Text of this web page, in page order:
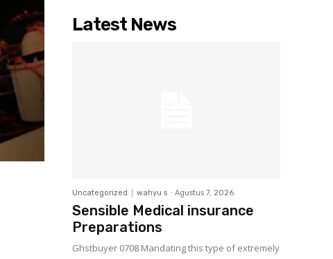
Latest News
Uncategorized wahyu s - Agustus 7, 2026
Sensible Medical insurance
Preparations
Ghstbuyer 0708 Mandating this type of extremely